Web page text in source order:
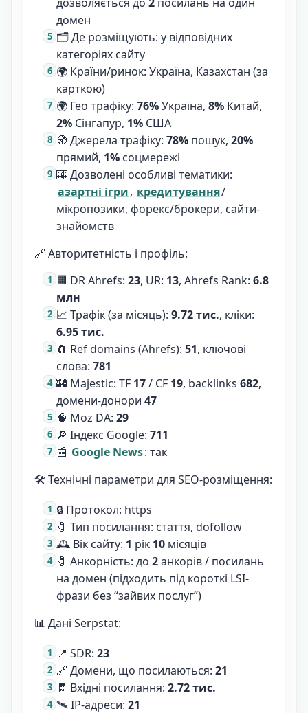
домен
🗂 Де розміщують: у відповідних
категоріях сайту
🌍 Країни/ринок: Україна, Казахстан (за
карткою)
🌍 Гео трафіку: 76%Україна, 8% Китай,
2% Сінгапур, 1% США
🧭 Джерела трафіку: 78% пошук, 20%
прямий, 1% соцмережі
🎰 Дозволені особливі тематики:
азартні ігри, кредитування/
мікропозики, форекс/брокери, сайти-
знайомств
🔗 Авторитетність і профіль:
🟧 DR Ahrefs: 23, UR: 13, Ahrefs Rank: 6.8
млн
📈 Трафік (за місяць): 9.72 тис., кліки:
6.95 тис.
🧲 Ref domains (Ahrefs): 51, ключові
слова: 781
🏰 Majestic: TF 17/ CF 19, backlinks 682,
домени-донори 47
🧠 Moz DA: 29
🔎 Індекс Google: 711
📰 Google News: так
🛠 Технічні параметри для SEO-розміщення:
🔒 Протокол: https
🧷 Тип посилання: стаття, dofollow
🕰 Вік сайту: 1 рік 10 місяців
🧷 Анкорність: до 2анкорів / посилань
на домен (підходить під короткі LSI-
фрази без “зайвих послуг”)
📊 Дані Serpstat:
📍 SDR: 23
🔗 Домени, що посилаються: 21
🧾 Вхідні посилання: 2.72 тис.
🛰 IP-адреси: 21